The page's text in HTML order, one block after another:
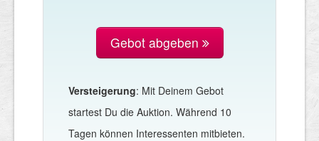
Gebot abgeben
Versteigerung: Mit Deinem Gebot
startest Du die Auktion. Während 10
Tagen können Interessenten mitbieten.